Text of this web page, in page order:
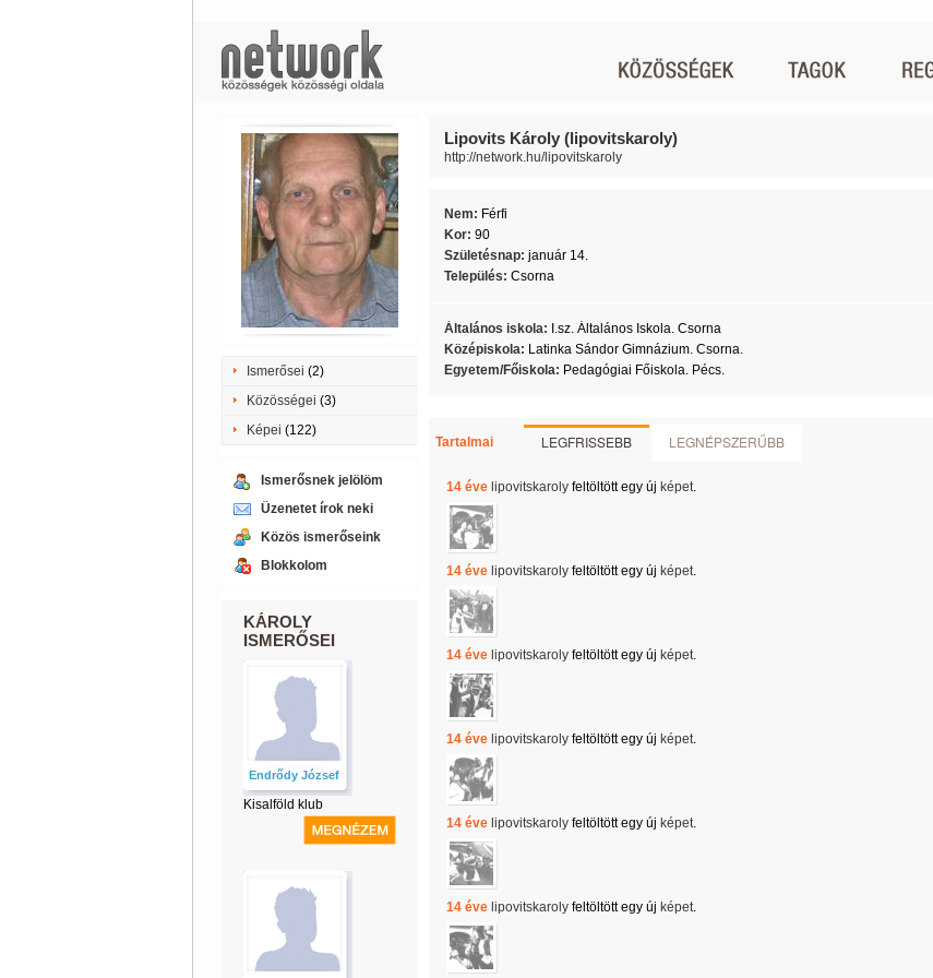
Ismerősei (2)
Közösségei (3)
Képei (122)
Ismerősnek jelölöm
Üzenetet írok neki
Közös ismerőseink
Blokkolom
KÁROLY
ISMERŐSEI
Endrődy József
Kisalföld klub
Lipovits Károly (lipovitskaroly)
http://network.hu/lipovitskaroly
Nem: Férfi
Kor: 90
Születésnap: január 14.
Település: Csorna
Általános iskola: I.sz. Általános Iskola. Csorna
Középiskola: Latinka Sándor Gimnázium. Csorna.
Egyetem/Főiskola: Pedagógiai Főiskola. Pécs.
Tartalmai LEGFRISSEBB LEGNÉPSZERŰBB
14 éve lipovitskarolyfeltöltött egy új képet.
14 éve lipovitskarolyfeltöltött egy új képet.
14 éve lipovitskarolyfeltöltött egy új képet.
14 éve lipovitskarolyfeltöltött egy új képet.
14 éve lipovitskarolyfeltöltött egy új képet.
14 éve lipovitskarolyfeltöltött egy új képet.